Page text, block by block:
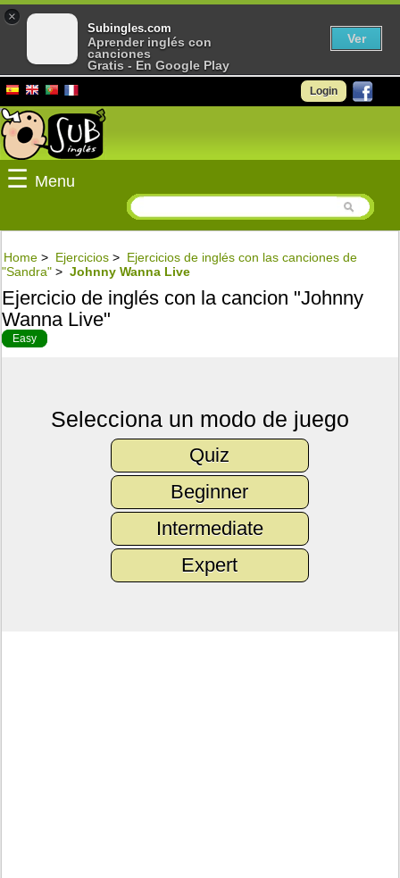
Login
☰ Menu
Home > Ejercicios > Ejercicios de inglés con las canciones de
"Sandra‎" > Johnny Wanna Live
Ejercicio de inglés con la cancion "Johnny
Wanna Live"
Easy
Selecciona un modo de juego
Quiz
Beginner
Intermediate
Expert
×
Subingles.com
Aprender inglés con
canciones
Gratis - En Google Play
Ver